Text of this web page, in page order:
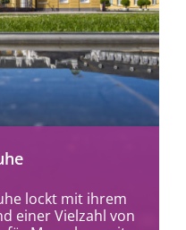
lockt mit ihrem
einer Vielzahl von